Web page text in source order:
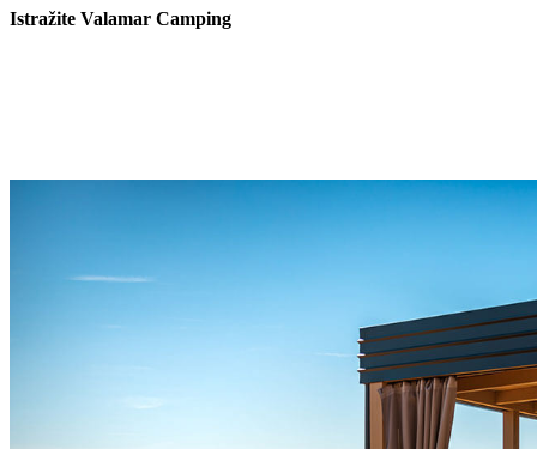
Istražite Valamar Camping